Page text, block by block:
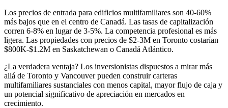
Los precios de entrada para edificios multifamiliares son 40-60%
más bajos que en el centro de Canadá. Las tasas de capitalización
corren 6-8% en lugar de 3-5%. La competencia profesional es más
ligera. Las propiedades con precios de $2-3M en Toronto costarían
$800K-$1.2M en Saskatchewan o Canadá Atlántico.
¿La verdadera ventaja? Los inversionistas dispuestos a mirar más
allá de Toronto y Vancouver pueden construir carteras
multifamiliares sustanciales con menos capital, mayor flujo de caja y
un potencial significativo de apreciación en mercados en
crecimiento.